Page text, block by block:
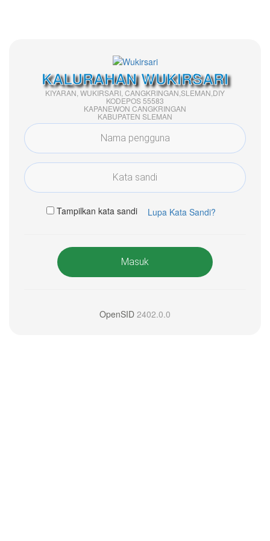
KALURAHAN WUKIRSARI
KIYARAN, WUKIRSARI, CANGKRINGAN,SLEMAN,DIY
KODEPOS 55583
KAPANEWON CANGKRINGAN
KABUPATEN SLEMAN
Tampilkan kata sandi Lupa Kata Sandi?
Masuk
OpenSID 2402.0.0